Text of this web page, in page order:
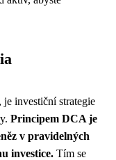
investiční strategie
Principem DCA je
v pravidelných
investice. Tím se